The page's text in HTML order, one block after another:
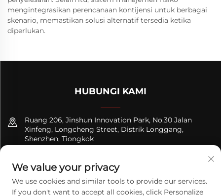
mengintegrasikan perencanaan kontijensi untuk berbagai
skenario, memastikan solusi alternatif tersedia ketika
diperlukan.
HUBUNGI KAMI
Ruang 206, Jinshun Innovation Park, No.30 Jalan
Xinfeng, Longcheng Street, Distrik Longgang,
Shenzhen, Tiongkok
[email protected]
We value your privacy
We use cookies and similar tools to provide our services.
If you don't want to accept all cookies, click Personalize